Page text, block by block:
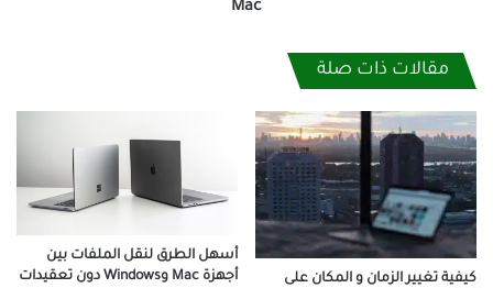
Mac
مقالات ذات صلة
كيفية تغيير الزمان و المكان على
أسهل الطرق لنقل الملفات بين
أجهزة Mac وWindows دون تعقيدات